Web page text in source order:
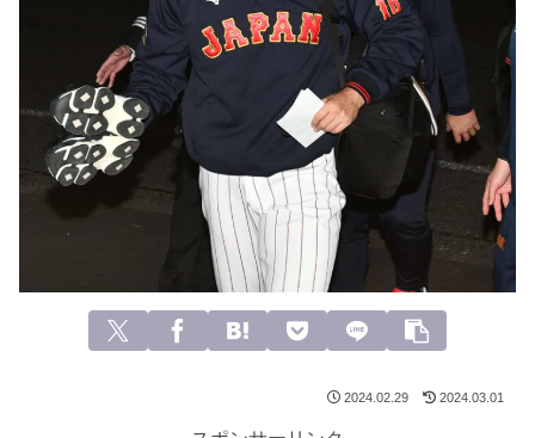
2024.02.29 2024.03.01